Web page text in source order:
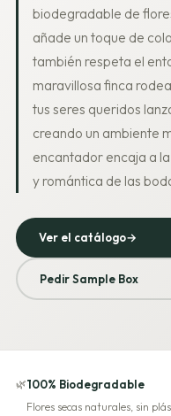
biodegradable de
añade un toque de
también respeta el
maravillosa finca
tus seres queridos
creando un ambiente
encantador encaja a
y romántica de las
Ver el catálogo→
Pedir Sample Box
🌿100% Biodegradable
Flores secas naturales, sin